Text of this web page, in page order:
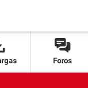
Foros